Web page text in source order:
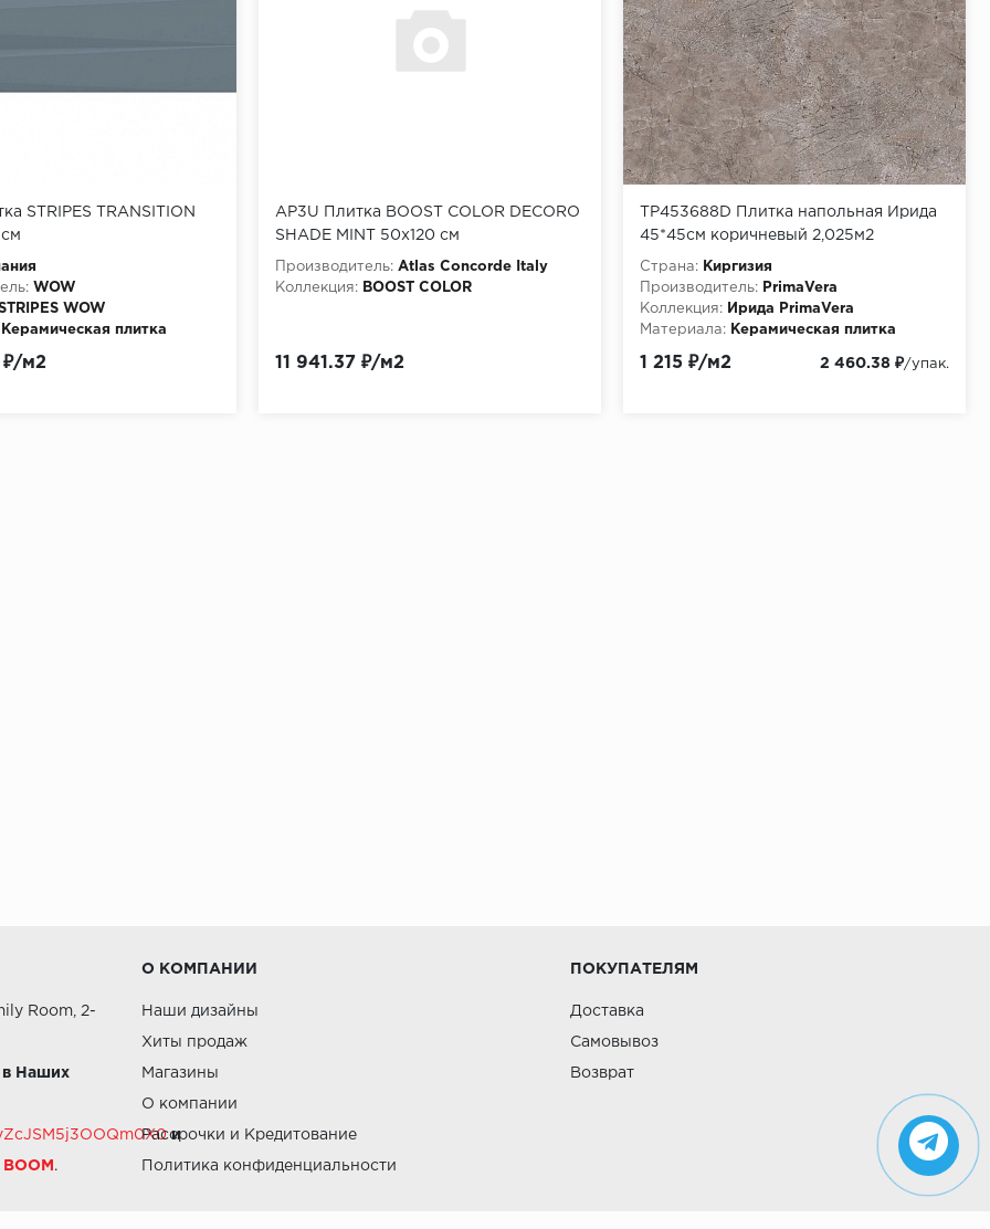
STRIPES TRANSITION
WOW
WOW
Керамическая плитка
₽/м2
AP3U Плитка BOOST COLOR DECORO
SHADE MINT 50x120 см
Производитель: Atlas Concorde Italy
Коллекция:
BOOST COLOR
11 941.37 ₽/м2
TP453688D Плитка напольная Ирида
45*45см коричневый 2,025м2
Страна:
Киргизия
Производитель:
PrimaVera
Коллекция:
Ирида PrimaVera
Материала:
Керамическая плитка
1 215 ₽/м2 2 460.38 ₽/упак.
Room, 2-
в Наших
и
.
О КОМПАНИИ
Наши дизайны
Хиты продаж
Магазины
О компании
Рассрочки и Кредитование
Политика конфиденциальности
ПОКУПАТЕЛЯМ
Доставка
Самовывоз
Возврат